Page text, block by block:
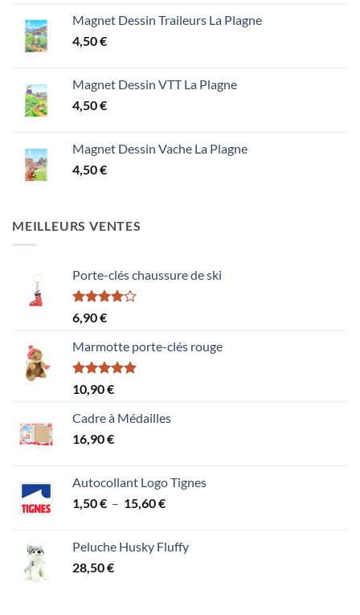
Magnet Dessin Traileurs La Plagne
4,50€
Magnet Dessin VTT La Plagne
4,50€
Magnet Dessin Vache La Plagne
4,50€
MEILLEURS VENTES
Porte-clés chaussure de ski
Note
4.00
5
6,90€
Marmotte porte-clés rouge
Note5.00
sur 5
10,90€
Cadre à Médailles
16,90€
Autocollant Logo Tignes
1,50€ – 15,60€Plage
1,50 €
Peluche Husky Fluffy
28,50€